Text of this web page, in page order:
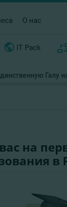
О нас
IT Pack
Галу
на
в